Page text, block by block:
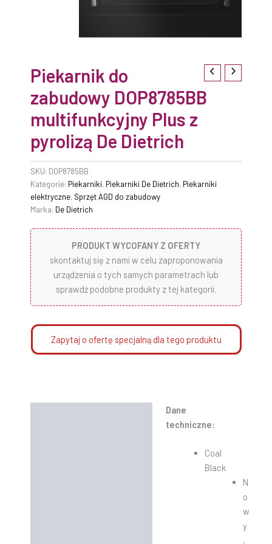
Piekarnik do
zabudowy DOP8785BB
multifunkcyjny Plus z
pyrolizą De Dietrich
SKU: DOP8785BB
Kategorie: Piekarniki, Piekarniki De Dietrich, Piekarniki
elektryczne, Sprzęt AGD do zabudowy
Marka: De Dietrich
PRODUKT WYCOFANY Z OFERTY
skontaktuj się z nami w celu zaproponowania
urządzenia o tych samych parametrach lub
sprawdź podobne produkty z tej kategorii.
Zapytaj o ofertę specjalną dla tego produktu
Dane
techniczne:
Coal
Black
N
o
w
y
,